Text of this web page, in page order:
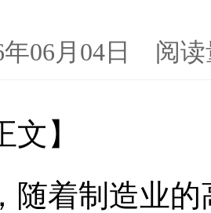
年06月04日 阅
文】
随着制造业